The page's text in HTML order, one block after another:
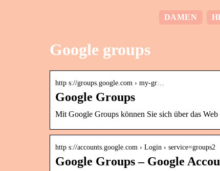
DAMEN
Google groups
http s://groups.google.com › my-gr…
Google Groups
Mit Google Groups können Sie sich über das
http s://accounts.google.com › Login › service=groups2
Google Groups – Google